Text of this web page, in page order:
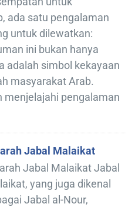
ada satu pengalaman
untuk dilewatkan:
ini bukan hanya
adalah simbol kekayaan
masyarakat Arab.
menjelajahi pengalaman
Jabal Malaikat
Jabal Malaikat Jabal
yang juga dikenal
Jabal al-Nour,